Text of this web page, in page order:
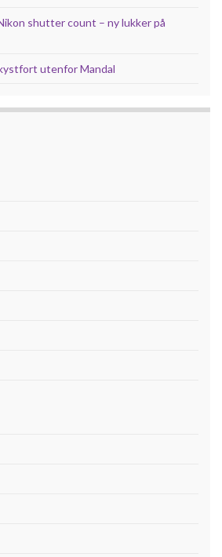
shutter count – ny lukker på
utenfor Mandal